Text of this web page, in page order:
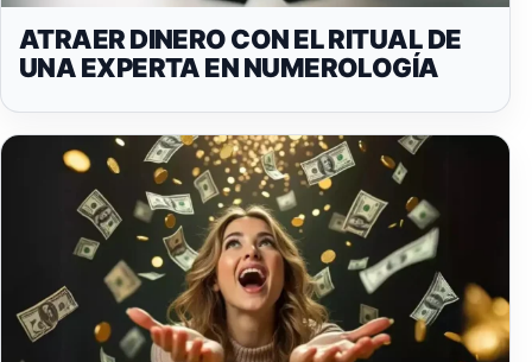
ATRAER DINERO CON EL RITUAL DE
UNA EXPERTA EN NUMEROLOGÍA